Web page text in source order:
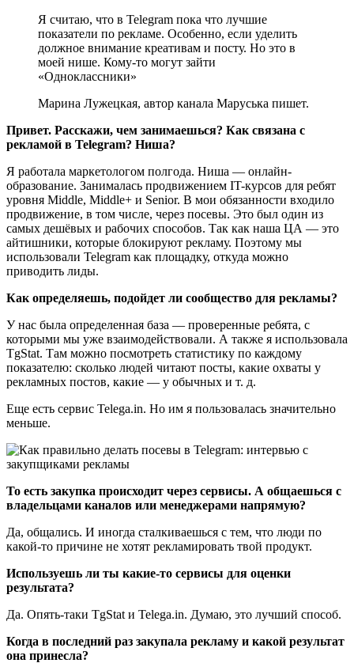
Я считаю, что в Telegram пока что лучшие
показатели по рекламе. Особенно, если уделить
должное внимание креативам и посту. Но это в
моей нише. Кому-то могут зайти
«Одноклассники»
Марина Лужецкая, автор канала Маруська пишет.
Привет. Расскажи, чем занимаешься? Как связана с
рекламой в Telegram? Ниша?
Я работала маркетологом полгода. Ниша — онлайн-
образование. Занималась продвижением IT-курсов для ребят
уровня Middle, Middle+ и Senior. В мои обязанности входило
продвижение, в том числе, через посевы. Это был один из
самых дешёвых и рабочих способов. Так как наша ЦА — это
айтишники, которые блокируют рекламу. Поэтому мы
использовали Telegram как площадку, откуда можно
приводить лиды.
Как определяешь, подойдет ли сообщество для рекламы?
У нас была определенная база — проверенные ребята, с
которыми мы уже взаимодействовали. А также я использовала
TgStat. Там можно посмотреть статистику по каждому
показателю: сколько людей читают посты, какие охваты у
рекламных постов, какие — у обычных и т. д.
Еще есть сервис Telega.in. Но им я пользовалась значительно
меньше.
То есть закупка происходит через сервисы. А общаешься с
владельцами каналов или менеджерами напрямую?
Да, общались. И иногда сталкиваешься с тем, что люди по
какой-то причине не хотят рекламировать твой продукт.
Используешь ли ты какие-то сервисы для оценки
результата?
Да. Опять-таки TgStat и Telega.in. Думаю, это лучший способ.
Когда в последний раз закупала рекламу и какой результат
она принесла?